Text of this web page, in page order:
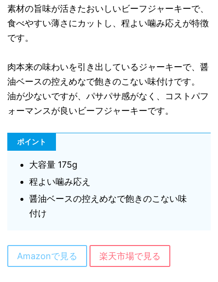
素材の旨味が活きたおいしいビーフジャーキーで、
食べやすい薄さにカットし、程よい噛み応えが特徴
です。
肉本来の味わいを引き出しているジャーキーで、醤
油ベースの控えめなで飽きのこない味付けです。
油が少ないですが、パサパサ感がなく、コストパフ
ォーマンスが良いビーフジャーキーです。
ポイント
大容量 175g
程よい噛み応え
醤油ベースの控えめなで飽きのこない味
付け
Amazonで見る 楽天市場で見る